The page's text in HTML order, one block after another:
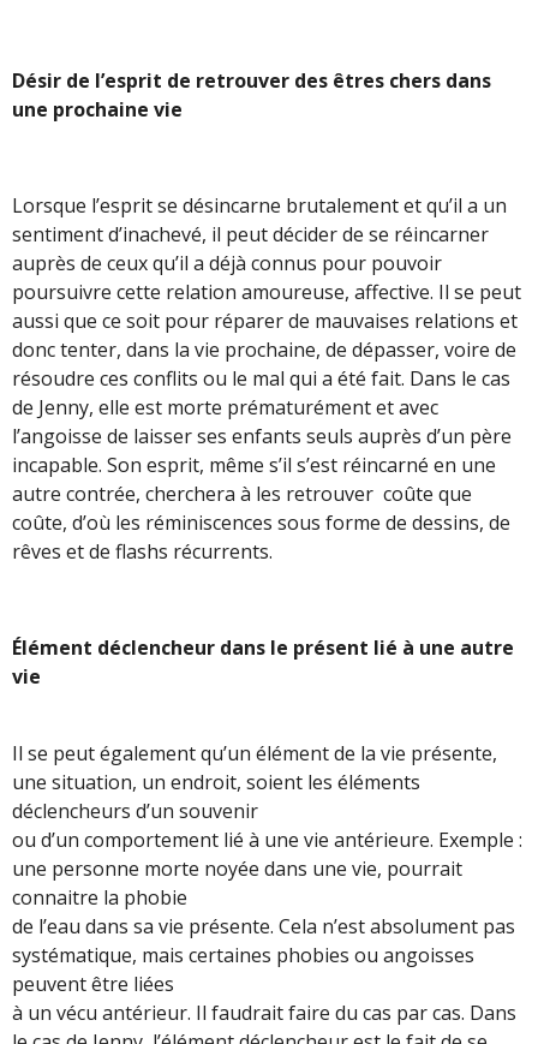
Désir de l’esprit de retrouver des êtres chers dans
une prochaine vie
Lorsque l’esprit se désincarne brutalement et qu’il a un
sentiment d’inachevé, il peut décider de se réincarner
auprès de ceux qu’il a déjà connus pour pouvoir
poursuivre cette relation amoureuse, affective. Il se peut
aussi que ce soit pour réparer de mauvaises relations et
donc tenter, dans la vie prochaine, de dépasser, voire de
résoudre ces conflits ou le mal qui a été fait. Dans le cas
de Jenny, elle est morte prématurément et avec
l’angoisse de laisser ses enfants seuls auprès d’un père
incapable. Son esprit, même s’il s’est réincarné en une
autre contrée, cherchera à les retrouver coûte que
coûte, d’où les réminiscences sous forme de dessins, de
rêves et de flashs récurrents.
Élément déclencheur dans le présent lié à une autre
vie
Il se peut également qu’un élément de la vie présente,
une situation, un endroit, soient les éléments
déclencheurs d’un souvenir
ou d’un comportement lié à une vie antérieure. Exemple :
une personne morte noyée dans une vie, pourrait
connaitre la phobie
de l’eau dans sa vie présente. Cela n’est absolument pas
systématique, mais certaines phobies ou angoisses
peuvent être liées
à un vécu antérieur. Il faudrait faire du cas par cas. Dans